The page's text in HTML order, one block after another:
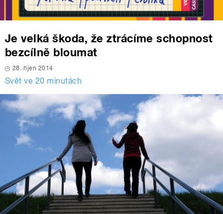
Je velká škoda, že ztrácíme schopnost
bezcílně bloumat
28. říjen 2014
Svět ve 20 minutách